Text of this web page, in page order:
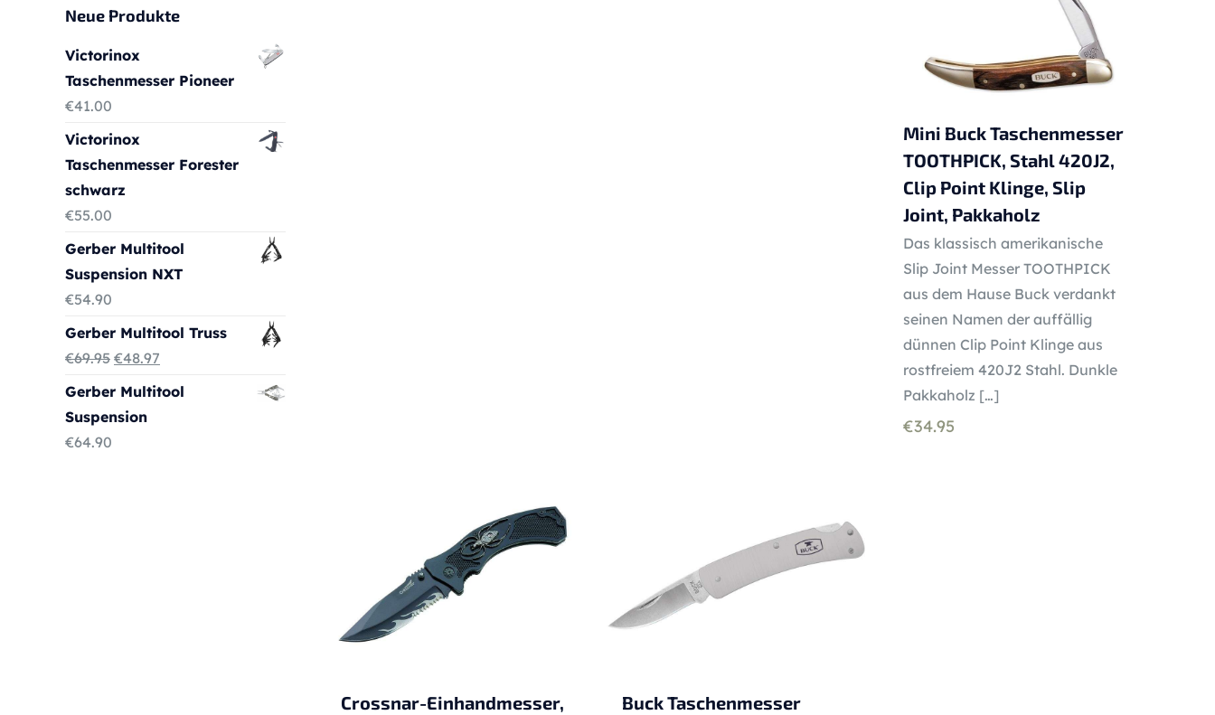
Mini Buck Taschenmesser
TOOTHPICK, Stahl 420J2,
Clip Point Klinge, Slip
Joint, Pakkaholz
Das klassisch amerikanische
Slip Joint Messer TOOTHPICK
aus dem Hause Buck verdankt
seinen Namen der auffällig
dünnen Clip Point Klinge aus
rostfreiem 420J2 Stahl. Dunkle
Pakkaholz […]
€34.95
Crossnar-Einhandmesser,
Buck Taschenmesser
Neue Produkte
Victorinox
Taschenmesser Pioneer
€41.00
Victorinox
Taschenmesser Forester
schwarz
€55.00
Gerber Multitool
Suspension NXT
€54.90
Gerber Multitool Truss
€69.95 Ursprünglicher
Preis
war:
€48.97
Preis
Gerber Multitool
Suspension
€64.90